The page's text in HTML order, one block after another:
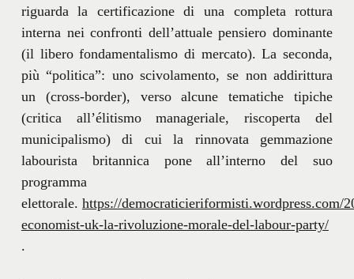
riguarda la certificazione di una completa rottura
interna nei confronti dell’attuale pensiero dominante
(il libero fondamentalismo di mercato). La seconda,
più “politica”: uno scivolamento, se non addirittura
un (cross-border), verso alcune tematiche tipiche
(critica all’élitismo manageriale, riscoperta del
municipalismo) di cui la rinnovata gemmazione
labourista britannica pone all’interno del suo
programma
elettorale. https://democraticieriformisti.wordpress.com/
economist-uk-la-rivoluzione-morale-del-labour-party/
.